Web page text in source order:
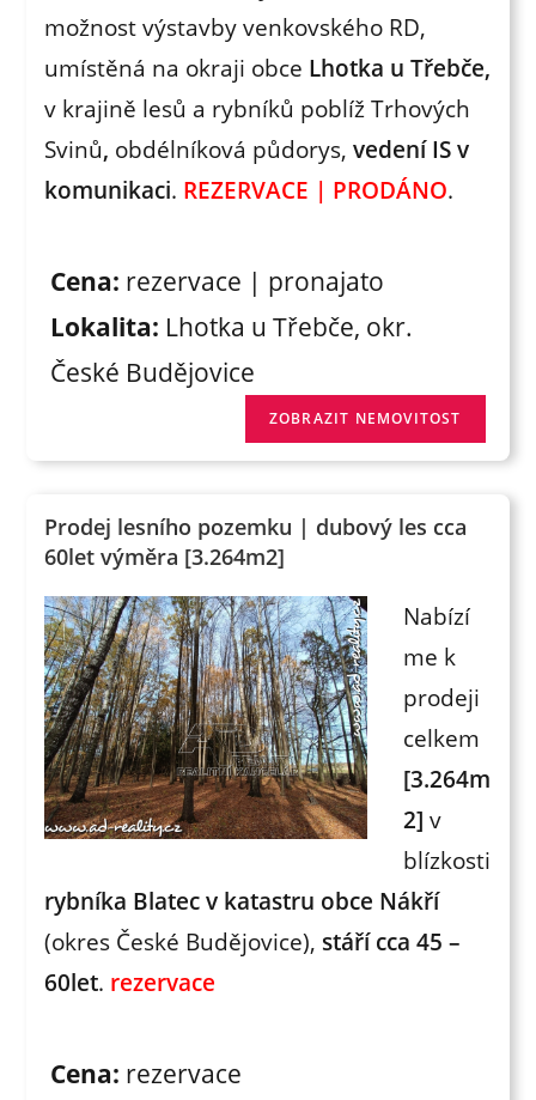
možnost výstavby venkovského RD,
umístěná na okraji obce Lhotka u Třebče,
v krajině lesů a rybníků poblíž Trhových
Svinů, obdélníková půdorys,vedení IS v
komunikaci. REZERVACE | PRODÁNO.
Cena: rezervace | pronajato
Lokalita: Lhotka u Třebče, okr.
České Budějovice
Prodej lesního pozemku | dubový les cca
60let výměra [3.264m2]
Nabízí
me k
prodeji
celkem
[3.264m
2]v
blízkosti
rybníka Blatec v katastru obce Nákří
(okres České Budějovice), stáří cca 45 –
60let. rezervace
Cena: rezervace